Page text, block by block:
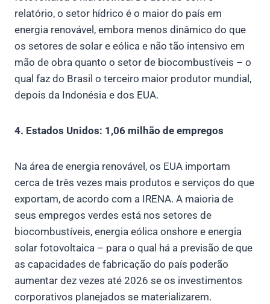
relatório, o setor hídrico é o maior do país em
energia renovável, embora menos dinâmico do que
os setores de solar e eólica e não tão intensivo em
mão de obra quanto o setor de biocombustíveis – o
qual faz do Brasil o terceiro maior produtor mundial,
depois da Indonésia e dos EUA.
4. Estados Unidos: 1,06 milhão de empregos
Na área de energia renovável, os EUA importam
cerca de três vezes mais produtos e serviços do que
exportam, de acordo com a IRENA. A maioria de
seus empregos verdes está nos setores de
biocombustíveis, energia eólica onshore e energia
solar fotovoltaica – para o qual há a previsão de que
as capacidades de fabricação do país poderão
aumentar dez vezes até 2026 se os investimentos
corporativos planejados se materializarem.